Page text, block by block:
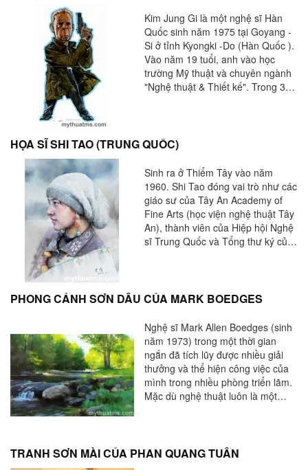
Kim Jung Gi là một nghệ sĩ Hàn
Quốc sinh năm 1975 tại Goyang -
Si ở tỉnh Kyongki -Do (Hàn Quốc ).
Vào năm 19 tuổi, anh vào học
trường Mỹ thuật và chuyên ngành
"Nghệ thuật & Thiết kế". Trong 3
các khóa học kỹ thuật của nó. Với
23 000 sinh viên cũng có thể cho
anh một số tài liệu tốt đẹp để bắt
đầu với một nguồn cảm hứng!
HỌA SĨ SHI TAO (TRUNG QUỐC)
Sinh ra ở Thiểm Tây vào năm
1960. Shi Tao đóng vai trò như các
giáo sư của Tây An Academy of
Fine Arts (học viện nghệ thuật Tây
An), thành viên của Hiệp hội Nghệ
sĩ Trung Quốc và Tổng thư ký của
PHONG CẢNH SƠN DẦU CỦA MARK BOEDGES
Nghệ sĩ Mark Allen Boedges (sinh
năm 1973) trong một thời gian
ngắn đã tích lũy được nhiều giải
thưởng và thể hiện công việc của
mình trong nhiều phòng triển lãm.
Mặc dù nghệ thuật luôn là một
và ngay sau đó tiến tới đại học. Ra
TRANH SƠN MÀI CỦA PHAN QUANG TUẤN